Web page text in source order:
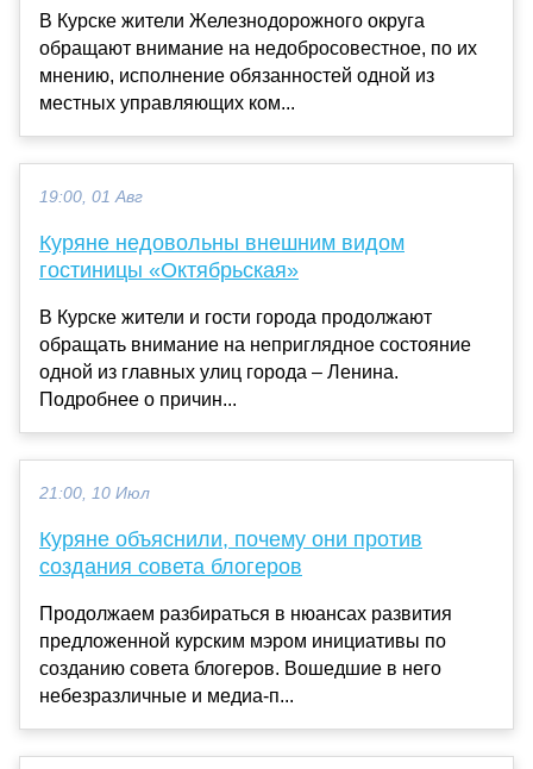
В Курске жители Железнодорожного округа
обращают внимание на недобросовестное, по их
мнению, исполнение обязанностей одной из
местных управляющих ком...
19:00, 01 Авг
Куряне недовольны внешним видом
гостиницы «Октябрьская»
В Курске жители и гости города продолжают
обращать внимание на неприглядное состояние
одной из главных улиц города – Ленина.
Подробнее о причин...
21:00, 10 Июл
Куряне объяснили, почему они против
создания совета блогеров
Продолжаем разбираться в нюансах развития
предложенной курским мэром инициативы по
созданию совета блогеров. Вошедшие в него
небезразличные и медиа-п...